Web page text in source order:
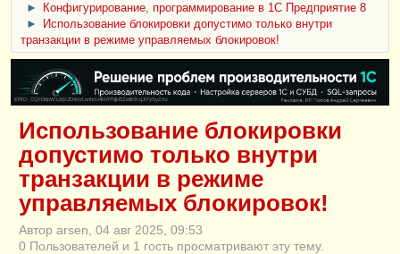
►
Конфигурирование, программирование в 1С Предприятие 8
►
Использование блокировки допустимо только внутри
транзакции в режиме управляемых блокировок!
ERID: CQH36pWzJqVJD4xVLsnhcU4hVPNjkBZe8KKxjJiYySyZAz
Использование блокировки
допустимо только внутри
транзакции в режиме
управляемых блокировок!
Автор arsen, 04 авг 2025, 09:53
0 Пользователей и 1 гость просматривают эту тему.